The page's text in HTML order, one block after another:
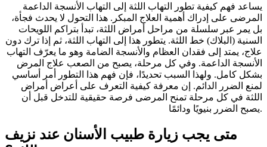
يساعد فهم كيفية تطور التهاب اللثة إلى التهاب الأنسجة الداعمة
المرضى على إدراك أهمية العلاج المبكر. هذا التحول لا يحدث فجأة،
بل يمر عبر سلسلة من مراحل أمراض اللثة، تبدأ بتراكم اللويحات
السنية (البلاك) خط اللثة. يتطور هذا إلى التهاب اللثة، ثم إذا ترك دون
علاج، يمتد إلى فقدان العظام والأنسجة الضامة وهو ما يعرّف التهاب
الأنسجة الداعمة. وفي كل مرحلة، يصبح من الصعب علاج المرض
بشكل كامل. ولهذا السبب تحديدًا، فإن فهم هذا التطور أمر أساسي
لمنع الضرر الدائم. إن معرفة كيفية التعرف على أعراض أمراض
اللثة في كل مرحلة تمنح المرضى فرصة حقيقية للتدخل قبل أن
يصبح الضرر بنيويًا ودائمًا.
متى يجب زيارة طبيب الأسنان عند نزيف